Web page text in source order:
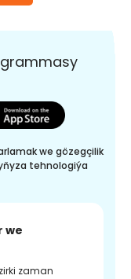
we gözegçilik
tehnologiýa
we
zaman